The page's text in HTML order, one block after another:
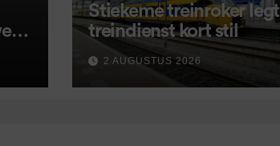
Stiekeme treinroker legt
treindienst kort stil
2 AUGUSTUS 2026